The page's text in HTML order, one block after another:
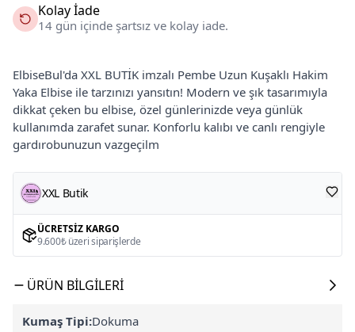
Kolay İade
14 gün içinde şartsız ve kolay iade.
ElbiseBul'da XXL BUTİK imzalı Pembe Uzun Kuşaklı Hakim
Yaka Elbise ile tarzınızı yansıtın! Modern ve şık tasarımıyla
dikkat çeken bu elbise, özel günlerinizde veya günlük
kullanımda zarafet sunar. Konforlu kalıbı ve canlı rengiyle
gardırobunuzun vazgeçilm
XXL Butik
ÜCRETSIZ KARGO
9.600₺ üzeri siparişlerde
ÜRÜN BILGILERI
Kumaş Tipi:Dokuma